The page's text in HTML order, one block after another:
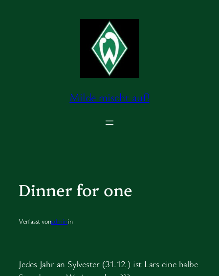
Milde mischt auf!
Dinner for one
Verfasst vonadminin
Jedes Jahr an Sylvester (31.12.) ist Lars eine halbe